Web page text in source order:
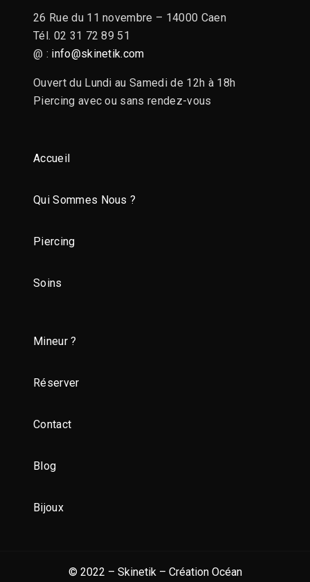
26 Rue du 11 novembre – 14000 Caen
Tél. 02 31 72 89 51
@ : info@skinetik.com
Ouvert du Lundi au Samedi de 12h à 18h
Piercing avec ou sans rendez-vous
Accueil
Qui Sommes Nous ?
Piercing
Soins
Mineur ?
Réserver
Contact
Blog
Bijoux
© 2022 – Skinetik – Création Océan